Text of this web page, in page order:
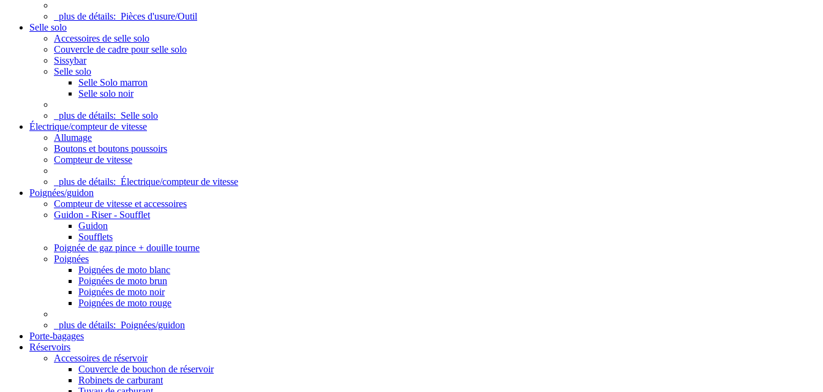
plus de détails: Pièces d'usure/Outil
Selle solo
Accessoires de selle solo
Couvercle de cadre pour selle solo
Sissybar
Selle solo
Selle Solo marron
Selle solo noir
plus de détails: Selle solo
Électrique/compteur de vitesse
Allumage
Boutons et boutons poussoirs
Compteur de vitesse
plus de détails: Électrique/compteur de vitesse
Poignées/guidon
Compteur de vitesse et accessoires
Guidon - Riser - Soufflet
Guidon
Soufflets
Poignée de gaz pince + douille tourne
Poignées
Poignées de moto blanc
Poignées de moto brun
Poignées de moto noir
Poignées de moto rouge
plus de détails: Poignées/guidon
Porte-bagages
Réservoirs
Accessoires de réservoir
Couvercle de bouchon de réservoir
Robinets de carburant